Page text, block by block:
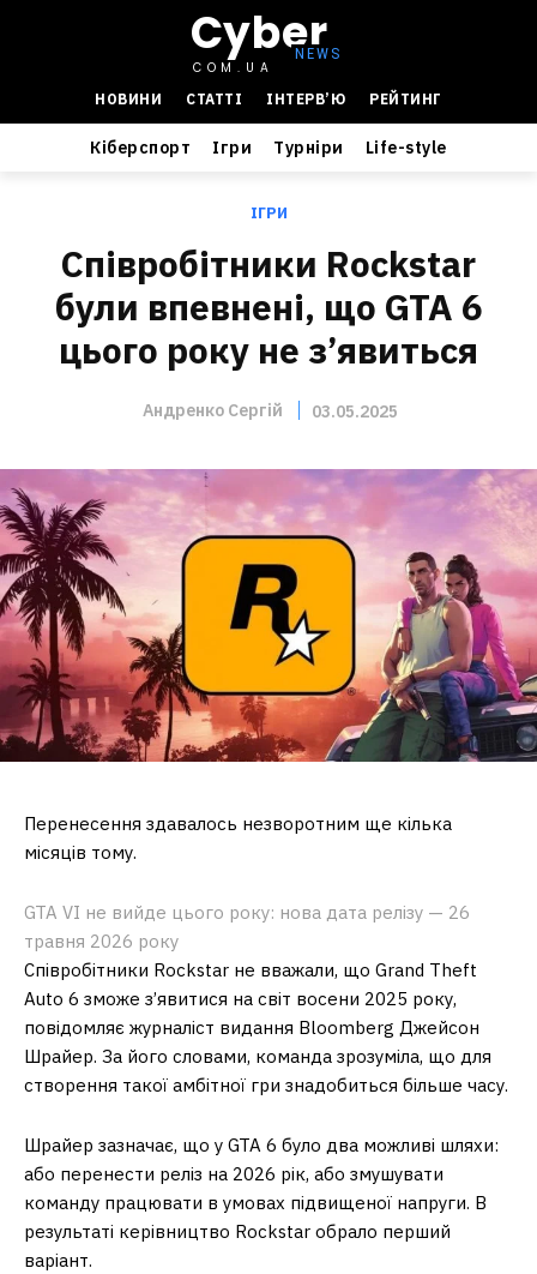
Cyber
COM.UA
НОВИНИ
СТАТТІ ІНТЕРВ’Ю РЕЙТИНГ
Кіберспорт Ігри Турніри Life-style
ІГРИ
Співробітники Rockstar
були впевнені, що GTA 6
цього року не з’явиться
Андренко Сергій 03.05.2025
Перенесення здавалось незворотним ще кілька
місяців тому.
GTA VI не вийде цього року: нова дата релізу — 26
травня 2026 року
Співробітники Rockstar не вважали, що Grand Theft
Auto 6 зможе з’явитися на світ восени 2025 року,
повідомляє журналіст видання Bloomberg Джейсон
Шрайер. За його словами, команда зрозуміла, що для
створення такої амбітної гри знадобиться більше часу.
Шрайер зазначає, що у GTA 6 було два можливі шляхи:
або перенести реліз на 2026 рік, або змушувати
команду працювати в умовах підвищеної напруги. В
результаті керівництво Rockstar обрало перший
варіант.